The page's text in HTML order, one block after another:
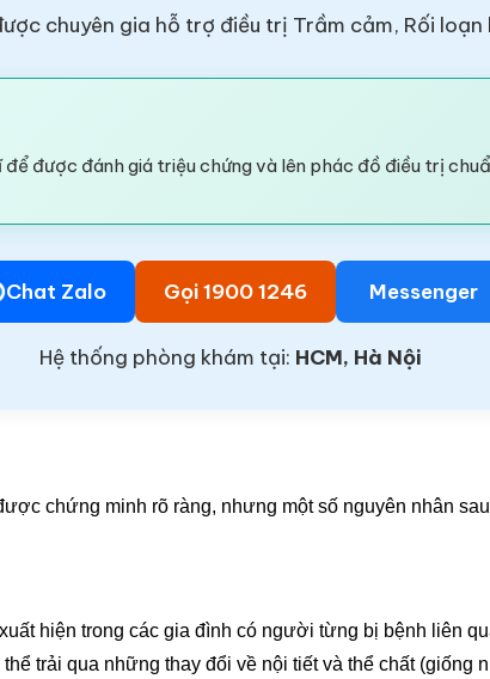
chuyên gia hỗ trợ điều trị Trầm cảm, Rối loạn
được đánh giá triệu chứng và lên phác đồ điều trị
Chat Zalo Gọi 1900 1246 Messenger
Hệ thống phòng khám tại: HCM, Hà Nội
chứng minh rõ ràng, nhưng một số nguyên nhân
hiện trong các gia đình có người từng bị bệnh liên
trải qua những thay đổi về nội tiết và thể chất (giống